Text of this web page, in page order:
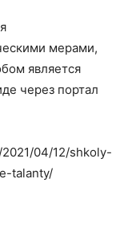
мерами,
является
через портал
04/12/shkoly-
talanty/